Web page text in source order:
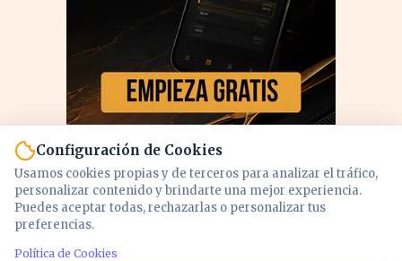
Configuración de Cookies
Usamos cookies propias y de terceros para analizar el tráfico,
personalizar contenido y brindarte una mejor experiencia.
Puedes aceptar todas, rechazarlas o personalizar tus
preferencias.
Política de Cookies